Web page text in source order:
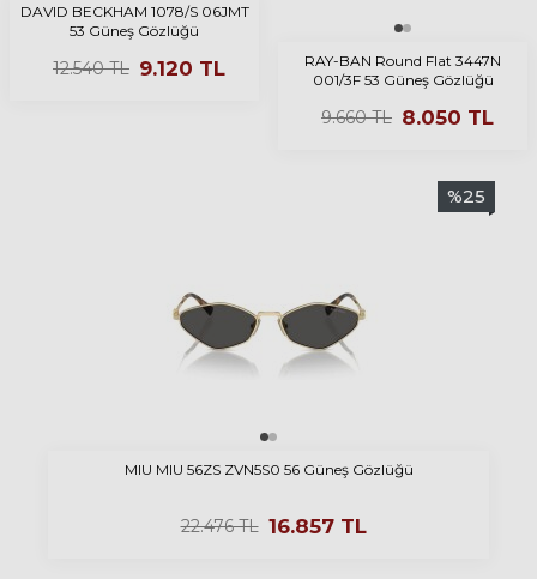
DAVID BECKHAM 1078/S 06JMT
53 Güneş Gözlüğü
12.540TL 9.120 TL
RAY-BAN Round Flat 3447N
001/3F 53 Güneş Gözlüğü
9.660TL 8.050 TL
%25
MIU MIU 56ZS ZVN5S0 56 Güneş Gözlüğü
22.476TL 16.857TL